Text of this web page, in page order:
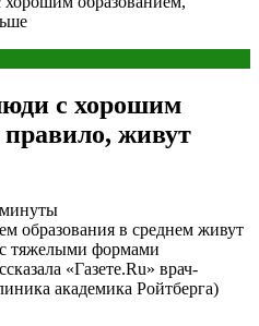
с хорошим
правило, живут
образования в среднем живут
тяжелыми формами
«Газете.Ru» врач-
академика Ройтберга)